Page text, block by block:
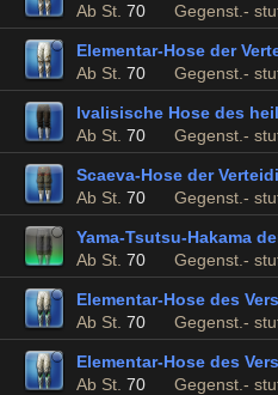
Ab St. 70 Gegenst.-
Elementar-Hose der
Ab St. 70 Gegenst.-
Ivalisische Hose des
Ab St. 70 Gegenst.-
Scaeva-Hose der
Ab St. 70 Gegenst.-
Yama-Tsutsu-Hakama
Ab St. 70 Gegenst.-
Elementar-Hose des
Ab St. 70 Gegenst.-
Elementar-Hose des
Ab St. 70 Gegenst.-